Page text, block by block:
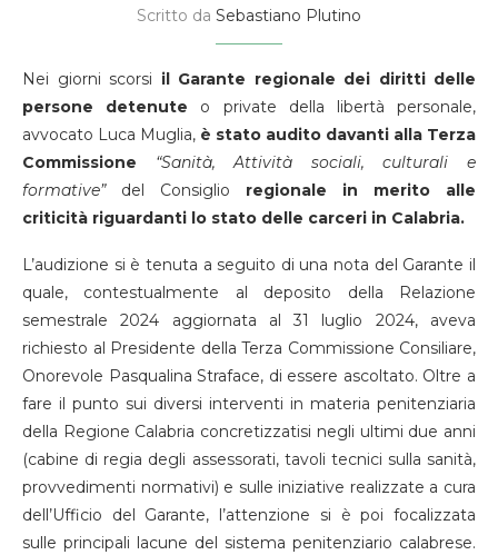
Scritto da Sebastiano Plutino
Nei giorni scorsi il Garante regionale dei diritti delle
persone detenute o private della libertà personale,
avvocato Luca Muglia, è stato audito davanti alla Terza
Commissione
“Sanità, Attività sociali, culturali e
formative”del Consiglio regionale in merito alle
criticità riguardanti lo stato delle carceri in Calabria.
L’audizione si è tenuta a seguito di una nota del Garante il
quale, contestualmente al deposito della Relazione
semestrale 2024 aggiornata al 31 luglio 2024, aveva
richiesto al Presidente della Terza Commissione Consiliare,
Onorevole Pasqualina Straface, di essere ascoltato. Oltre a
fare il punto sui diversi interventi in materia penitenziaria
della Regione Calabria concretizzatisi negli ultimi due anni
(cabine di regia degli assessorati, tavoli tecnici sulla sanità,
provvedimenti normativi) e sulle iniziative realizzate a cura
dell’Ufficio del Garante, l’attenzione si è poi focalizzata
sulle principali lacune del sistema penitenziario calabrese.